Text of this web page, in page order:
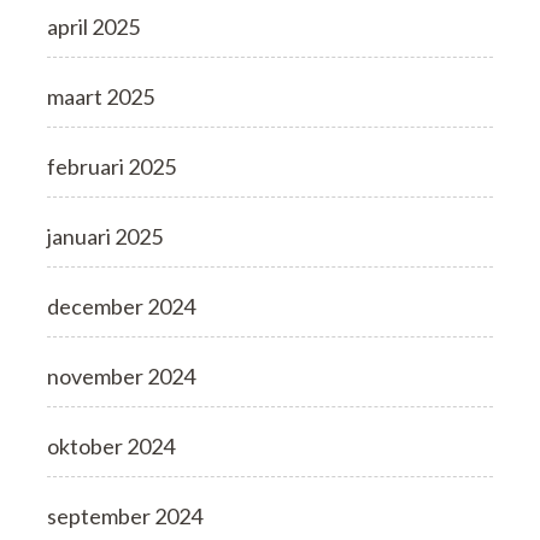
april 2025
maart 2025
februari 2025
januari 2025
december 2024
november 2024
oktober 2024
september 2024